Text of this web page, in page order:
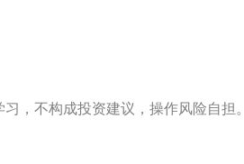
，不构成投资建议，操作风险自担。